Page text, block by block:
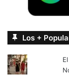
Los +